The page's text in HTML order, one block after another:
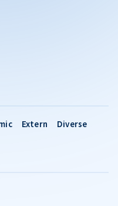
Extern Diverse